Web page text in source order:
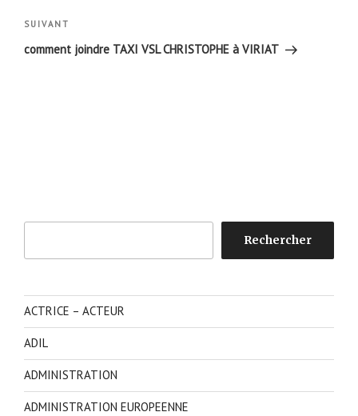
Article
suivant
SUIVANT
comment joindre TAXI VSL CHRISTOPHE à VIRIAT
Rechercher
ACTRICE – ACTEUR
ADIL
ADMINISTRATION
ADMINISTRATION EUROPEENNE